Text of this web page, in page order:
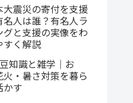
大震災の寄付を支援
名人は誰？有名人ラ
グと支援の実像をわ
すく解説
知識と雑学｜お
火・暑さ対策を暮ら
かす